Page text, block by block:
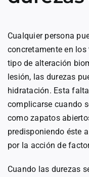
Cualquier persona
concretamente en
tipo de alteración
lesión, las durezas
hidratación. Esta
complicarse cuando
como zapatos
predisponiendo éste
por la acción de
Cuando las durezas